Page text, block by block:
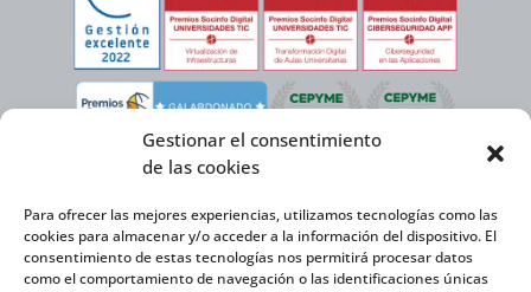
Gestionar el consentimiento
de las cookies
Para ofrecer las mejores experiencias, utilizamos tecnologías como las
cookies para almacenar y/o acceder a la información del dispositivo. El
consentimiento de estas tecnologías nos permitirá procesar datos
como el comportamiento de navegación o las identificaciones únicas